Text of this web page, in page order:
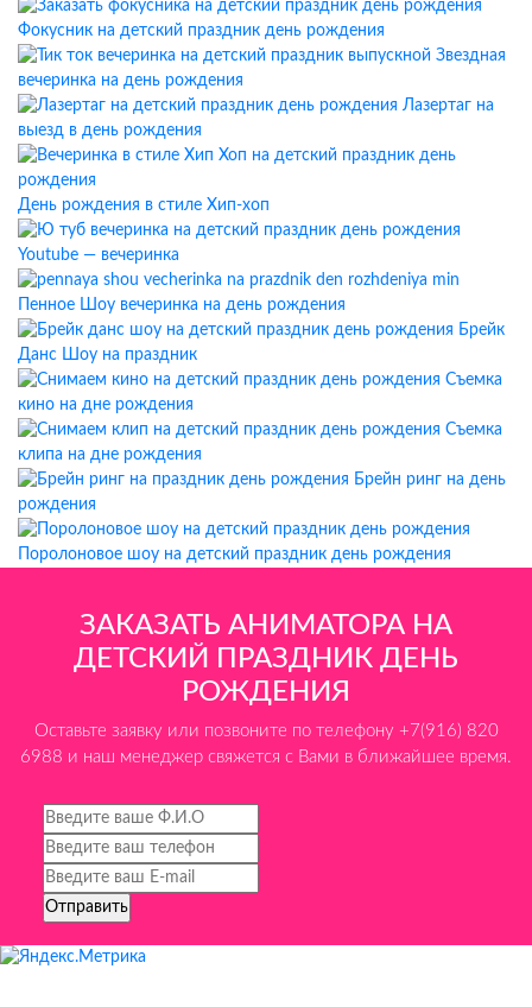
Фокусник на детский праздник день рождения
Звездная
вечеринка на день рождения
Лазертаг на
выезд в день рождения
День рождения в стиле Хип-хоп
Youtube — вечеринка
Пенное Шоу вечеринка на день рождения
Брейк
Данс Шоу на праздник
Съемка
кино на дне рождения
Съемка
клипа на дне рождения
Брейн ринг на день
рождения
Поролоновое шоу на детский праздник день рождения
ЗАКАЗАТЬ АНИМАТОРА НА
ДЕТСКИЙ ПРАЗДНИК ДЕНЬ
РОЖДЕНИЯ
Оставьте заявку или позвоните по телефону +7(916) 820
6988 и наш менеджер свяжется с Вами в ближайшее время.